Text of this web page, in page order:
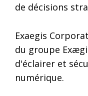
de décisions
Exaegis
du groupe
d'éclairer et
numérique.